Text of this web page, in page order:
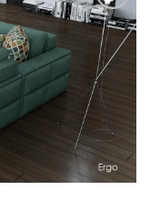
Αγαπημένο